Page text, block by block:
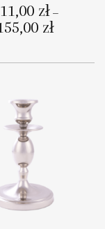
zł –
złcen: